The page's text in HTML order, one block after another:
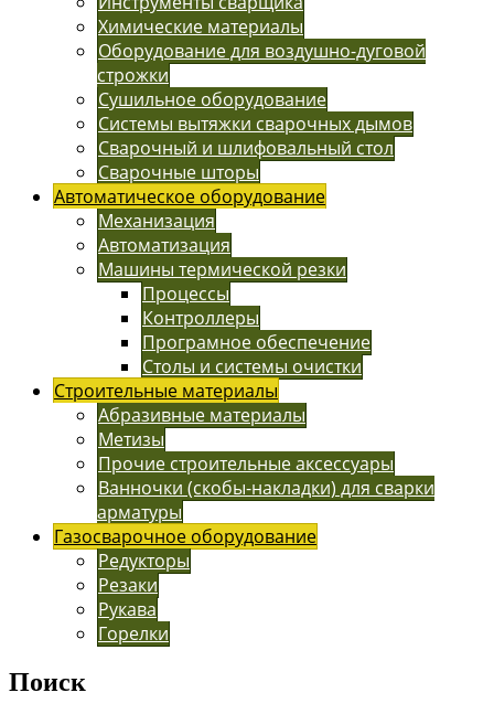
Химические материалы
Оборудование для воздушно-дуговой
строжки
Сушильное оборудование
Системы вытяжки сварочных дымов
Сварочный и шлифовальный стол
Сварочные шторы
Автоматическое оборудование
Механизация
Автоматизация
Машины термической резки
Процессы
Контроллеры
Програмное обеспечение
Столы и системы очистки
Строительные материалы
Абразивные материалы
Метизы
Прочие строительные аксессуары
Ванночки (скобы-накладки) для сварки
арматуры
Газосварочное оборудование
Редукторы
Резаки
Рукава
Горелки
Поиск